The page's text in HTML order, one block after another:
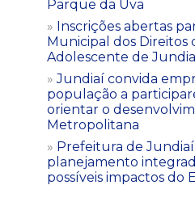
Parque da Uva
Inscrições abertas
Municipal dos Direitos
Adolescente de
Jundiaí convida
população a
orientar o
Metropolitana
Prefeitura de
planejamento
possíveis impactos do